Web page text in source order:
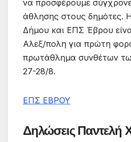
να προσφέρουμε
άθλησης στους δημότες.
Δήμου και ΕΠΣ Έβρου
Αλεξ/πολη για πρώτη
πρωτάθλημα συνθέτων
27-28/8.
ΕΠΣ ΕΒΡΟΥ
Δηλώσεις Παντελή